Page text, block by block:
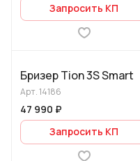
Запросить КП
Бризер Tion 3S Smart
Арт.14186
47 990 ₽
Запросить КП